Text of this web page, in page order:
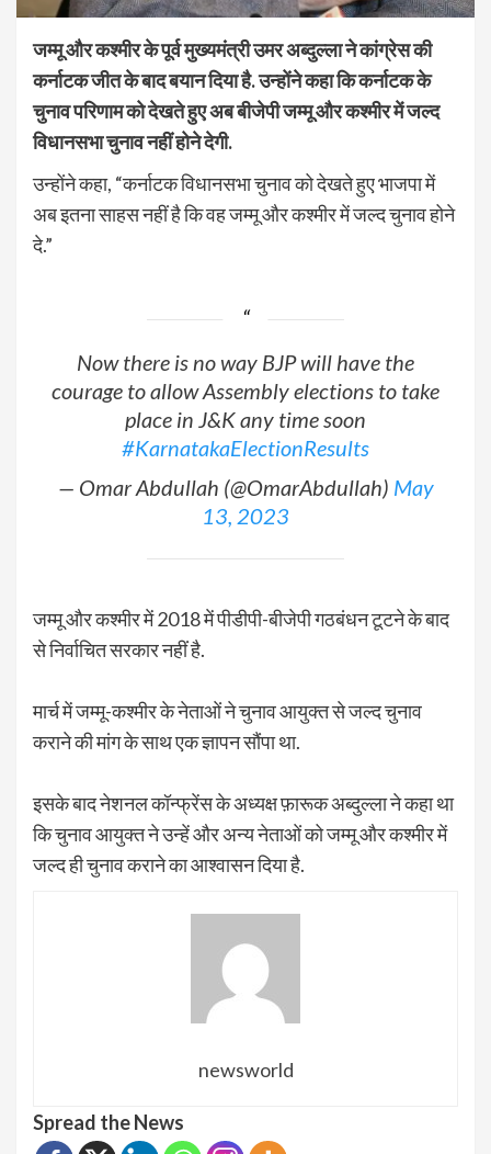
जम्मू और कश्मीर के पूर्व मुख्यमंत्री उमर अब्दुल्ला ने कांग्रेस की
कर्नाटक जीत के बाद बयान दिया है. उन्होंने कहा कि कर्नाटक के
चुनाव परिणाम को देखते हुए अब बीजेपी जम्मू और कश्मीर में जल्द
विधानसभा चुनाव नहीं होने देगी.
उन्होंने कहा, “कर्नाटक विधानसभा चुनाव को देखते हुए भाजपा में
अब इतना साहस नहीं है कि वह जम्मू और कश्मीर में जल्द चुनाव होने
दे.”
Now there is no way BJP will have the
courage to allow Assembly elections to take
place in J&K any time soon
#KarnatakaElectionResults
— Omar Abdullah (@OmarAbdullah) May
13, 2023
जम्मू और कश्मीर में 2018 में पीडीपी-बीजेपी गठबंधन टूटने के बाद
से निर्वाचित सरकार नहीं है.
मार्च में जम्मू-कश्मीर के नेताओं ने चुनाव आयुक्त से जल्द चुनाव
कराने की मांग के साथ एक ज्ञापन सौंपा था.
इसके बाद नेशनल कॉन्फ्रेंस के अध्यक्ष फ़ारूक अब्दुल्ला ने कहा था
कि चुनाव आयुक्त ने उन्हें और अन्य नेताओं को जम्मू और कश्मीर में
जल्द ही चुनाव कराने का आश्वासन दिया है.
newsworld
Spread the News